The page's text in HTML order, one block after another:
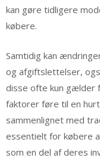
kan gøre tidligere
købere.
Samtidig kan
og afgiftslettelser,
disse ofte kun gælder
faktorer føre til en
sammenlignet med
essentielt for købere
som en del af deres